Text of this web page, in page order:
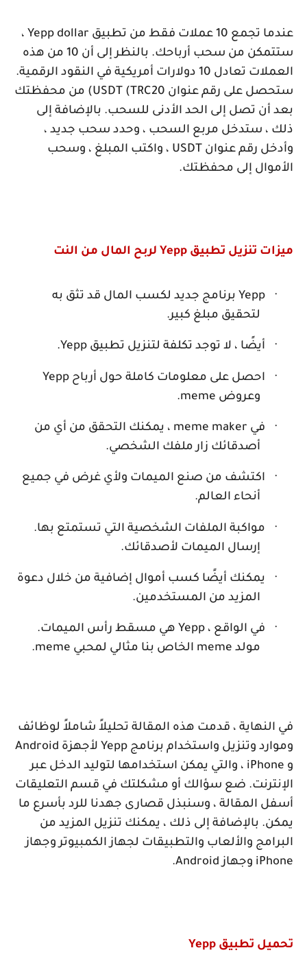
عندما تجمع 10 عملات فقط من تطبيق Yepp dollar ،
ستتمكن من سحب أرباحك. بالنظر إلى أن 10 من هذه
العملات تعادل 10 دولارات أمريكية في النقود الرقمية.
ستحصل على رقم عنوان USDT (TRC20) من محفظتك
بعد أن تصل إلى الحد الأدنى للسحب. بالإضافة إلى
ذلك ، ستدخل مربع السحب ، وحدد سحب جديد ،
وأدخل رقم عنوان USDT ، واكتب المبلغ ، وسحب
الأموال إلى محفظتك.
ميزات تنزيل تطبيق Yepp لربح المال من النت
·
Yepp برنامج جديد لكسب المال قد تثق به
لتحقيق مبلغ كبير.
· أيضًا ، لا توجد تكلفة لتنزيل تطبيق Yepp
.
· احصل على معلومات كاملة حول أرباح Yepp
وعروض meme
.
· في meme maker ، يمكنك التحقق من أي من
أصدقائك زار ملفك الشخصي.
·
اكتشف من صنع الميمات ولأي غرض في جميع
أنحاء العالم.
·
مواكبة الملفات الشخصية التي تستمتع بها.
إرسال الميمات لأصدقائك.
·
يمكنك أيضًا كسب أموال إضافية من خلال دعوة
المزيد من المستخدمين.
· في الواقع ، Yepp هي مسقط رأس الميمات.
مولد meme الخاص بنا مثالي لمحبي meme
.
في النهاية ، قدمت هذه المقالة تحليلاً شاملاً لوظائف
وموارد وتنزيل واستخدام برنامج Yepp لأجهزة Android
و iPhone ، والتي يمكن استخدامها لتوليد الدخل عبر
الإنترنت. ضع سؤالك أو مشكلتك في قسم التعليقات
أسفل المقالة ، وسنبذل قصارى جهدنا للرد بأسرع ما
يمكن. بالإضافة إلى ذلك ، يمكنك تنزيل المزيد من
البرامج والألعاب والتطبيقات لجهاز الكمبيوتر وجهاز
iPhone وجهازAndroid
.
تحميل تطبيق Yepp